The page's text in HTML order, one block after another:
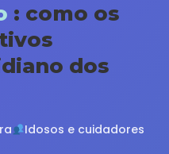
: como os
dos
Idosos e cuidadores